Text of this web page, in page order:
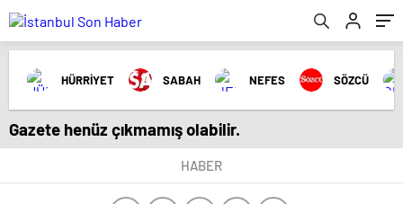
HÜRRİYET SABAH NEFES SÖZCÜ
Gazete henüz çıkmamış olabilir.
HABER